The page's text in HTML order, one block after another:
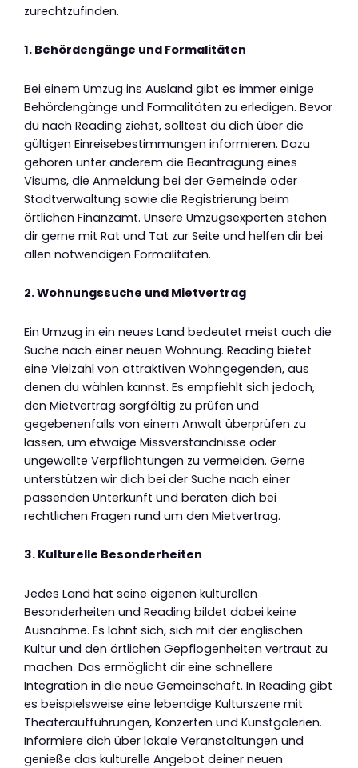
zurechtzufinden.
1. Behördengänge und Formalitäten
Bei einem Umzug ins Ausland gibt es immer einige
Behördengänge und Formalitäten zu erledigen. Bevor
du nach Reading ziehst, solltest du dich über die
gültigen Einreisebestimmungen informieren. Dazu
gehören unter anderem die Beantragung eines
Visums, die Anmeldung bei der Gemeinde oder
Stadtverwaltung sowie die Registrierung beim
örtlichen Finanzamt. Unsere Umzugsexperten stehen
dir gerne mit Rat und Tat zur Seite und helfen dir bei
allen notwendigen Formalitäten.
2. Wohnungssuche und Mietvertrag
Ein Umzug in ein neues Land bedeutet meist auch die
Suche nach einer neuen Wohnung. Reading bietet
eine Vielzahl von attraktiven Wohngegenden, aus
denen du wählen kannst. Es empfiehlt sich jedoch,
den Mietvertrag sorgfältig zu prüfen und
gegebenenfalls von einem Anwalt überprüfen zu
lassen, um etwaige Missverständnisse oder
ungewollte Verpflichtungen zu vermeiden. Gerne
unterstützen wir dich bei der Suche nach einer
passenden Unterkunft und beraten dich bei
rechtlichen Fragen rund um den Mietvertrag.
3. Kulturelle Besonderheiten
Jedes Land hat seine eigenen kulturellen
Besonderheiten und Reading bildet dabei keine
Ausnahme. Es lohnt sich, sich mit der englischen
Kultur und den örtlichen Gepflogenheiten vertraut zu
machen. Das ermöglicht dir eine schnellere
Integration in die neue Gemeinschaft. In Reading gibt
es beispielsweise eine lebendige Kulturszene mit
Theateraufführungen, Konzerten und Kunstgalerien.
Informiere dich über lokale Veranstaltungen und
genieße das kulturelle Angebot deiner neuen